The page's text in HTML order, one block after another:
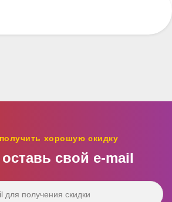
хорошую скидку
свой e‑mail